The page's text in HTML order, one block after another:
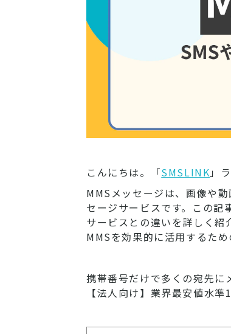
こんにちは。「SMSLINK」
MMSメッセージは、画像や
セージサービスです。この
サービスとの違いを詳しく紹
MMSを効果的に活用するため
携帯番号だけで多くの宛先に
【法人向け】業界最安値水